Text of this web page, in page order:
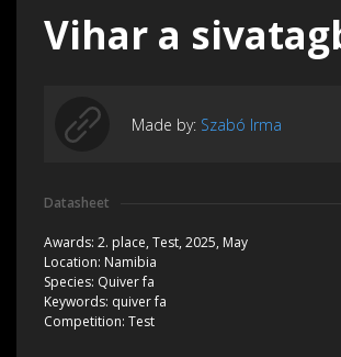
Vihar a
Made by: Szabó Irma
Datasheet
Awards: 2. place, Test, 2025, May
Location: Namibia
Species: Quiver fa
Keywords: quiver fa
Competition: Test